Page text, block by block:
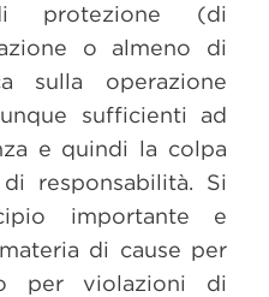
protezione (di
o almeno di
sulla operazione
sufficienti ad
e quindi la colpa
responsabilità. Si
importante e
di cause per
per violazioni di